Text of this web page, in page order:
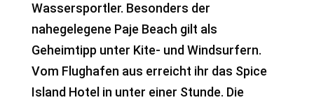
Wassersportler. Besonders der
nahegelegene Paje Beach gilt als
Geheimtipp unter Kite- und Windsurfern.
Vom Flughafen aus erreicht ihr das Spice
Island Hotel in unter einer Stunde. Die